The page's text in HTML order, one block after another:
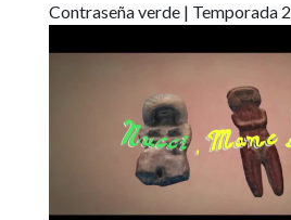
Contraseña verde | Temporada 2